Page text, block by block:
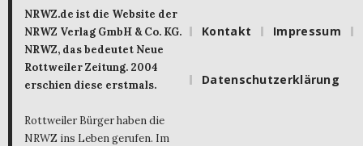
NRWZ.de ist die Website der
NRWZ Verlag GmbH & Co. KG.
NRWZ, das bedeutet Neue
Rottweiler Zeitung. 2004
erschien diese erstmals.
Rottweiler Bürger haben die
NRWZ ins Leben gerufen. Im
Kontakt Impressum
Datenschutzerklärung